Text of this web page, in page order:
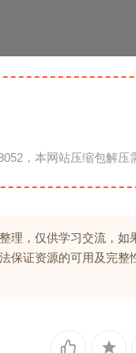
，本网站压缩包解
理，仅供学习交流，如
保证资源的可用及完